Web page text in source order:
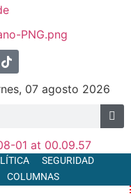
07 agosto 2026
SEGURIDAD
COLUMNAS